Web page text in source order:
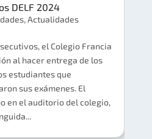
DELF 2024
,Actualidades
el Colegio Francia
al hacer entrega de los
estudiantes que
sus exámenes. El
en el auditorio del colegio,